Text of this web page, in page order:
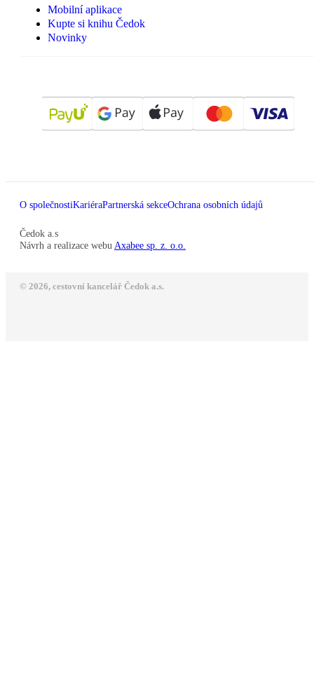
Mobilní aplikace
Kupte si knihu Čedok
Novinky
O společnostiKariéraPartnerská sekceOchrana osobních údajů
Čedok a.s
Návrh a realizace webu Axabee sp. z. o.o.
© 2026, cestovní kancelář Čedok a.s.